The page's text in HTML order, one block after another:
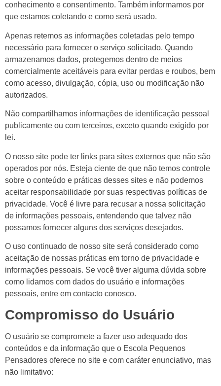
conhecimento e consentimento. Também informamos por
que estamos coletando e como será usado.
Apenas retemos as informações coletadas pelo tempo
necessário para fornecer o serviço solicitado. Quando
armazenamos dados, protegemos dentro de meios
comercialmente aceitáveis para evitar perdas e roubos, bem
como acesso, divulgação, cópia, uso ou modificação não
autorizados.
Não compartilhamos informações de identificação pessoal
publicamente ou com terceiros, exceto quando exigido por
lei.
O nosso site pode ter links para sites externos que não são
operados por nós. Esteja ciente de que não temos controle
sobre o conteúdo e práticas desses sites e não podemos
aceitar responsabilidade por suas respectivas políticas de
privacidade. Você é livre para recusar a nossa solicitação
de informações pessoais, entendendo que talvez não
possamos fornecer alguns dos serviços desejados.
O uso continuado de nosso site será considerado como
aceitação de nossas práticas em torno de privacidade e
informações pessoais. Se você tiver alguma dúvida sobre
como lidamos com dados do usuário e informações
pessoais, entre em contacto conosco.
Compromisso do Usuário
O usuário se compromete a fazer uso adequado dos
conteúdos e da informação que o Escola Pequenos
Pensadores oferece no site e com caráter enunciativo, mas
não limitativo: